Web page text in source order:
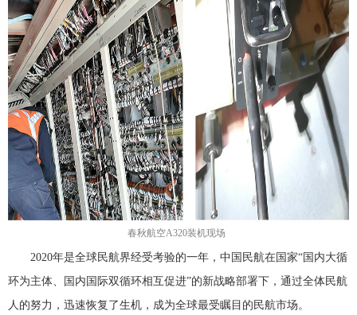
春秋航空A320装机现场
2020年是全球民航界经受考验的一年，中国民航在国家“国内大循
环为主体、国内国际双循环相互促进”的新战略部署下，通过全体民航
人的努力，迅速恢复了生机，成为全球最受瞩目的民航市场。